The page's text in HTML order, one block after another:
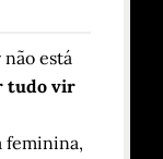
está
tudo vir
feminina,